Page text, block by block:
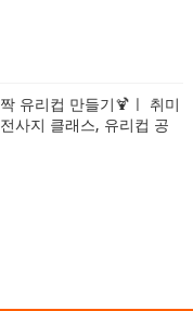
유리컵 만들기🍹ㅣ 취미
사지 클래스, 유리컵 공